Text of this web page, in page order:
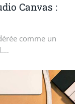
Canvas :
comme un